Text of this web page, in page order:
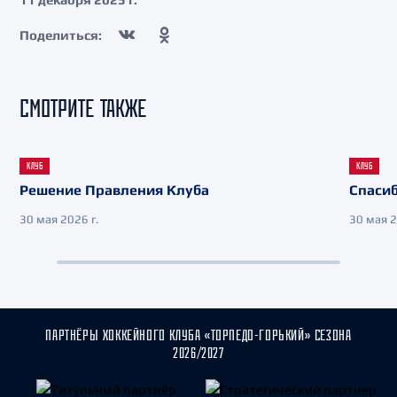
Поделиться:
СМОТРИТЕ ТАКЖЕ
КЛУБ
Решение Правления Клуба
30 мая 2026 г.
КЛУБ
30 мая
ПАРТНЁРЫ ХОККЕЙНОГО КЛУБА «ТОРПЕДО-ГОРЬКИЙ» СЕЗОНА
2026/2027